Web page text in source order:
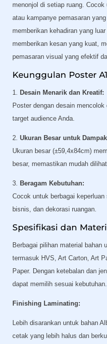
menonjol di setiap ruang.
atau kampanye pemasaran
memberikan kehadiran yang
memberikan kesan yang kuat,
pemasaran visual yang efektif
Keunggulan Poster
1.
Desain Menarik dan Kreatif:
Poster dengan desain
target audience Anda.
2. Ukuran Besar untuk
Ukuran besar (±59,4x84cm)
besar, memastikan mudah
3.
Beragam Kebutuhan:
Cocok untuk berbagai
bisnis, dan dekorasi ruangan.
Spesifikasi dan
Berbagai pilihan material bahan
termasuk HVS, Art Carton, Art
Paper. Dengan ketebalan dan
dapat memilih sesuai kebutuhan.
Finishing Laminating:
Lebih disarankan untuk bahan
cetak yang lebih halus dan